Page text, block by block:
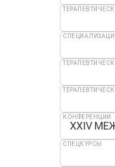
КОНФЕРЕНЦИИ
СПЕЦКУРСЫ